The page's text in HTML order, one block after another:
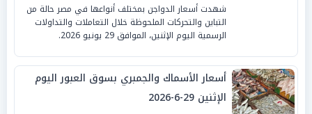
شهدت أسعار الدواجن بمختلف أنواعها في مصر حالة من
التباين والتحركات الملحوظة خلال التعاملات والتداولات
الرسمية اليوم الإثنين، الموافق 29 يونيو 2026.
أسعار الأسماك والجمبري بسوق العبور اليوم
الإثنين 29-6-2026